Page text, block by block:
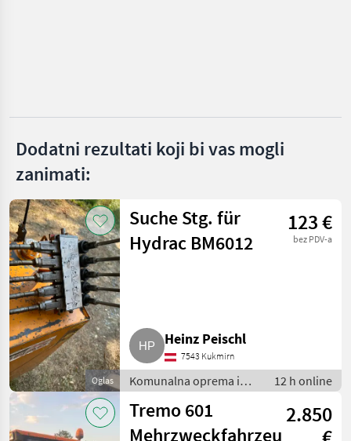
Dodatni rezultati koji bi vas mogli
zanimati:
Oglas
Suche Stg. für
Hydrac BM6012
123 €
bez PDV-a
Heinz Peischl
7543 Kukmirn
Komunalna oprema i
vozila / Kosilice za
nagibe
12 h online
Tremo 601
Mehrzweckfahrzeug
2.850